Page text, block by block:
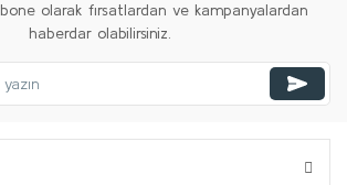
olarak fırsatlardan ve kampanyalardan
haberdar olabilirsiniz.